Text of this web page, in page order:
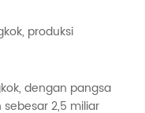
produksi
dengan pangsa
2,5 miliar